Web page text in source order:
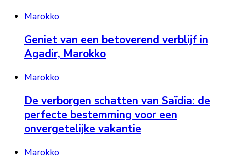
Marokko
Geniet van een betoverend verblijf in
Agadir, Marokko
Marokko
De verborgen schatten van Saïdia: de
perfecte bestemming voor een
onvergetelijke vakantie
Marokko